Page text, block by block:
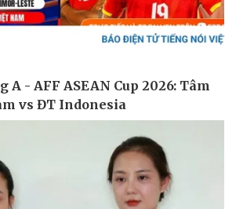
Thị trường
Giá vàng
Tiêu dùng